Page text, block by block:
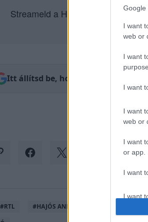
Google
I want
web or
I want
I want
I want
web or
I want
or app.
I want
I want
Streameld a Heti Hetes új évadát
Itt állítsd be, hogy az RTL.hu az
#RTL #HAJÓS ANDRÁS